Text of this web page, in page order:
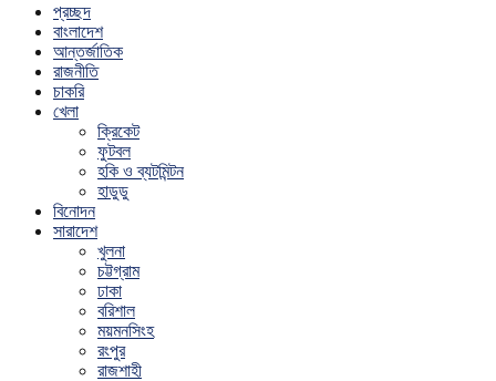
প্রচ্ছদ
বাংলাদেশ
আন্তর্জাতিক
রাজনীতি
চাকরি
খেলা
ক্রিকেট
ফুটবল
হকি ও ব্যটমিন্টন
হাডুডু
বিনোদন
সারাদেশ
খুলনা
চট্টগ্রাম
ঢাকা
বরিশাল
ময়মনসিংহ
রংপুর
রাজশাহী